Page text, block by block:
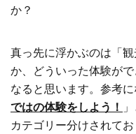
か？
真っ先に浮かぶのは「
か、どういった体験が
なると思います。参考
ではの体験をしよう！
カテゴリー分けされて